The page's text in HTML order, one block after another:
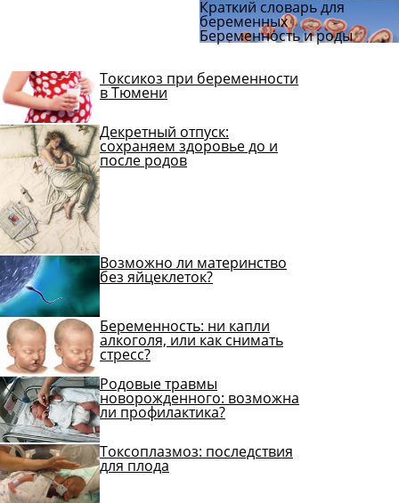
Краткий словарь для
беременных
Беременность и роды
Токсикоз при беременности
в Тюмени
Декретный отпуск:
сохраняем здоровье до и
после родов
Возможно ли материнство
без яйцеклеток?
Беременность: ни капли
алкоголя, или как снимать
стресс?
Родовые травмы
новорожденного: возможна
ли профилактика?
Токсоплазмоз: последствия
для плода